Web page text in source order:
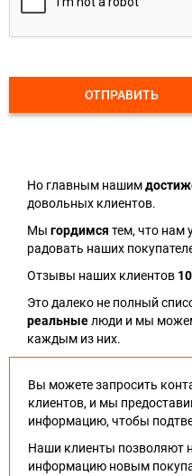
ОТПРАВИТЬ
Но главным нашим
довольных клиентов.
Мы гордимся тем, что нам
радовать наших
Отзывы наших клиентов
Это далеко не полный
реальныелюди и мы
каждым из них.
Вы можете запросить
клиентов, и мы
информацию, чтобы
Наши клиенты позволяют
информацию новым